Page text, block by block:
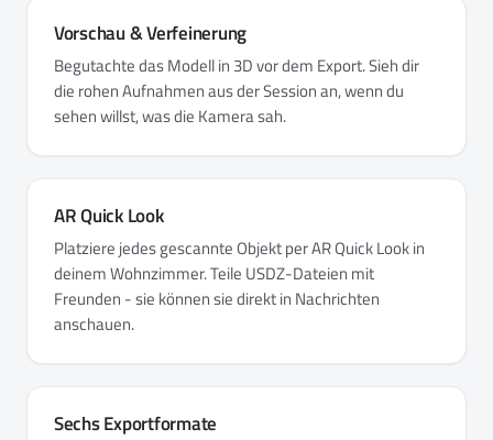
Vorschau & Verfeinerung
Begutachte das Modell in 3D vor dem Export. Sieh dir
die rohen Aufnahmen aus der Session an, wenn du
sehen willst, was die Kamera sah.
AR Quick Look
Platziere jedes gescannte Objekt per AR Quick Look in
deinem Wohnzimmer. Teile USDZ-Dateien mit
Freunden - sie können sie direkt in Nachrichten
anschauen.
Sechs Exportformate